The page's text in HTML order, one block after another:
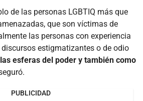
de las personas LGBTIQ más que
que son víctimas de
las personas con experiencia
estigmatizantes o de odio
esferas del poder y también como
PUBLICIDAD